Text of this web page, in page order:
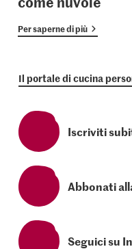
Per saperne di più
Il portale di cucina
Iscriviti
Abbonati
Seguici su